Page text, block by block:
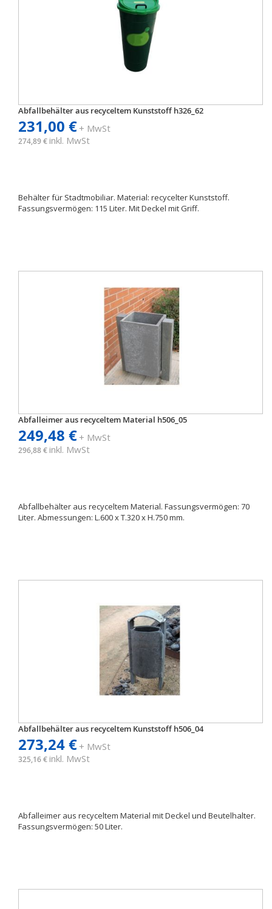
Abfallbehälter aus recyceltem Kunststoff h326_62
231,00 €+ MwSt
274,89 € inkl. MwSt
Behälter für Stadtmobiliar. Material: recycelter Kunststoff.
Fassungsvermögen: 115 Liter. Mit Deckel mit Griff.
Abfalleimer aus recyceltem Material h506_05
249,48 €+ MwSt
296,88 € inkl. MwSt
Abfallbehälter aus recyceltem Material. Fassungsvermögen: 70
Liter. Abmessungen: L.600 x T.320 x H.750 mm.
Abfallbehälter aus recyceltem Kunststoff h506_04
273,24 €+ MwSt
325,16 € inkl. MwSt
Abfalleimer aus recyceltem Material mit Deckel und Beutelhalter.
Fassungsvermögen: 50 Liter.